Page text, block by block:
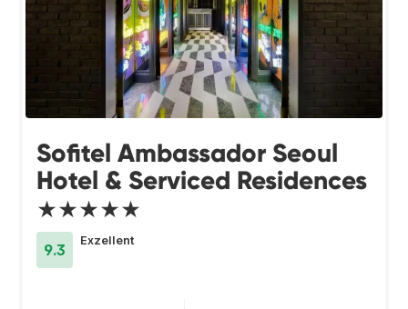
Sofitel Ambassador Seoul
Hotel & Serviced Residences
★★★★★
9.3
Exzellent